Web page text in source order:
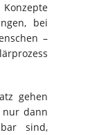
bei
–
gehen
nur dann
sind,